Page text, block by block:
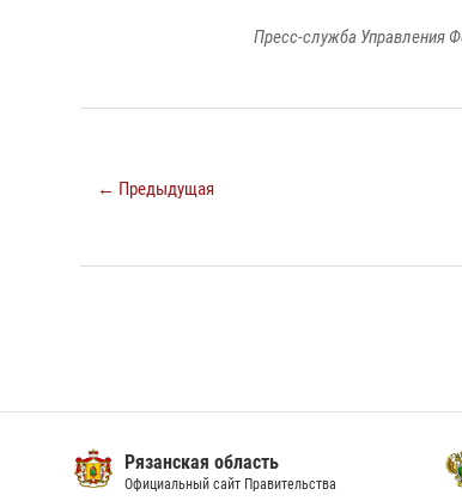
Пресс-служба Управления
← Предыдущая
Рязанская область
Официальный сайт Правительства